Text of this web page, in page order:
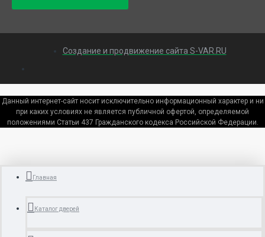
Создание и продвижение сайта S-VAR.RU
Данный интернет-сайт носит исключительно информационный характер и ни
при каких условиях не является публичной офертой, определяемой
положениями Статьи 437 Гражданского кодекса Российской Федерации.
Главная
Каталог дверей